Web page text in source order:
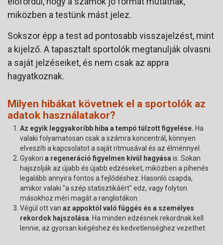
miközben a testünk mást jelez.
Sokszor épp a test ad pontosabb visszajelzést, mint
a kijelző. A tapasztalt sportolók megtanulják olvasni
a saját jelzéseiket, és nem csak az appra
hagyatkoznak.
Milyen hibákat követnek el a sportolók az
adatok használatakor?
Az egyik leggyakoribb hiba a tempó túlzott figyelése. Ha
valaki folyamatosan csak a számra koncentrál, könnyen
elveszíti a kapcsolatot a saját ritmusával és az élménnyel.
Gyakori a regeneráció figyelmen kívül hagyása is. Sokan
hajszolják az újabb és újabb edzéseket, miközben a pihenés
legalább annyira fontos a fejlődéshez. Hasonló csapda,
amikor valaki "a szép statisztikáért" edz, vagy folyton
másokhoz méri magát a ranglistákon.
Végül ott van az appoktól való függés és a személyes
rekordok hajszolása . Ha minden edzésnek rekordnak kell
lennie, az gyorsan kiégéshez és kedvetlenséghez vezethet.